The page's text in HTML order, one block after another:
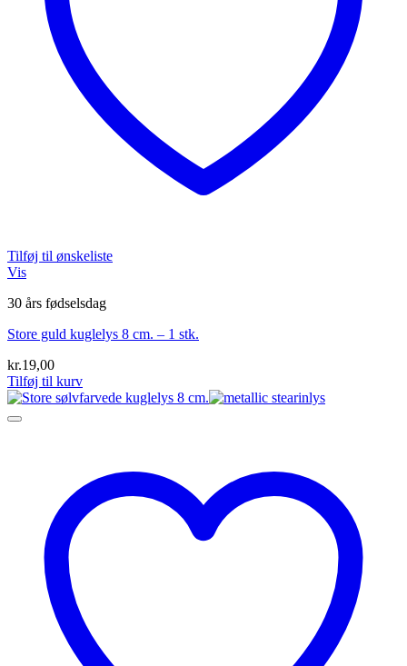
Tilføj til ønskeliste
Vis
30 års fødselsdag
Store guld kuglelys 8 cm. – 1 stk.
kr.19,00
Tilføj til kurv